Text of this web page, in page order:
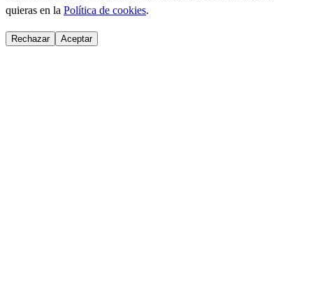
quieras en la Política de cookies.
Rechazar Aceptar